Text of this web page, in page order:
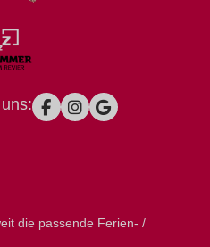
die passende Ferien- /